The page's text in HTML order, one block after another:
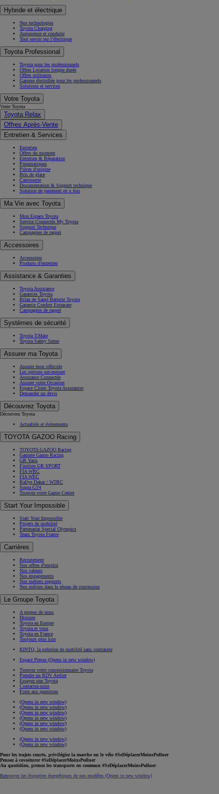
Hybride et électrique
Nos technologies
Toyota Charging
Autonomie et conduite
Tout savoir sur l’électrique
Toyota Professional
Toyota pour les professionnels
Offres Location longue durée
Offres utilitaires
Gamme électrifiée pour les professionnels
Solutions et services
Votre Toyota
Votre Toyota
Toyota Relax
Offres Après-Vente
Entretien & Services
Entretien
Offres du moment
Entretien & Réparation
Pneumatiques
Pièces d'origine
Bris de glace
Carrosserie
Documentation & Support technique
Solution de paiement en x fois
Ma Vie avec Toyota
Mon Espace Toyota
Service Connectés My Toyota
Support Technique
Campagnes de rappel
Accessoires
Accessoires
Produits d'entretien
Assistance & Garanties
Toyota Assistance
Garanties Toyota
Bilan de Santé Batterie Toyota
Garantie Confort Extracare
Campagnes de rappel
Systèmes de sécurité
Toyota T-Mate
Toyota Safety Sense
Assurer ma Toyota
Assurer mon véhicule
Les options sur-mesure
Assurance Connectée
Assurer votre Occasion
Espace Client Toyota Assurances
Demander un devis
Découvrez Toyota
Découvrez Toyota
Actualités et évènements
TOYOTA GAZOO Racing
TOYOTA GAZOO Racing
Gamme Gazoo Racing
GR Yaris
Finition GR SPORT
FIA WRC
FIA WEC
Rallye Dakar / W2RC
Supra GT4
Trouvez votre Gazoo Center
Start Your Impossible
Start Your Impossible
Projets de mobilité
Partenariat Special Olympics
Team Toyota France
Carrières
Recrutement
Nos offres d'emploi
Nos valeurs
Nos engagements
Nos métiers supports
Nos métiers dans le réseau de concession
Le Groupe Toyota
A propos de nous
Histoire
Toyota en Europe
Toyota et vous
Toyota en France
Toujours plus loin
KINTO, la solution de mobilité sans contrainte
Espace Presse (Opens in new window)
Trouvez votre concessionnaire Toyota
Prendre un RDV Atelier
Essayez une Toyota
Contactez-nous
Foire aux questions
(Opens in new window)
(Opens in new window)
(Opens in new window)
(Opens in new window)
(Opens in new window)
(Opens in new window)
(Opens in new window)
(Opens in new window)
Pour les trajets courts, privilégiez la marche ou le vélo #SeDéplacerMoinsPolluer
Pensez à covoiturer #SeDéplacerMoinsPolluer
Au quotidien, prenez les transports en commun #SeDéplacerMoinsPolluer
Retrouvez les étiquettes énergétiques de nos modèles (Opens in new window)